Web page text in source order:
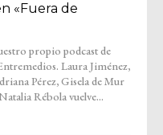
«Fuera de
Rébola vuelve...